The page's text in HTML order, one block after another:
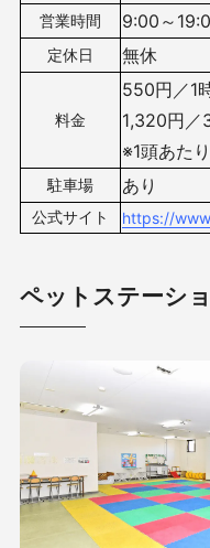
営業時間 9:00～
定休日 無休
料金
550円／1
1,320円／
※1頭あたり
駐車場 あり
公式サイト https://
ペットステーシ